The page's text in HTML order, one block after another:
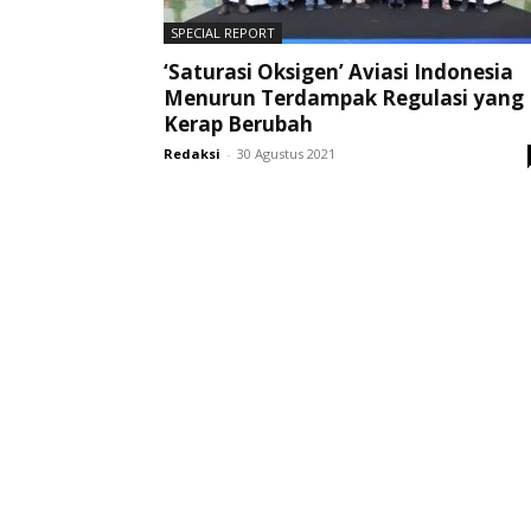
SPECIAL REPORT
‘Saturasi Oksigen’ Aviasi Indonesia
Menurun Terdampak Regulasi yang
Kerap Berubah
Redaksi - 30 Agustus 2021